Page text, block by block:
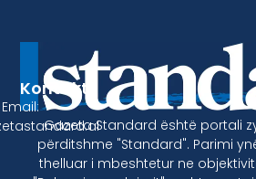
Gazeta Standard është portali
përditshme "Standard". Parimi
thelluar i mbeshtetur ne
Kontakt
Email: